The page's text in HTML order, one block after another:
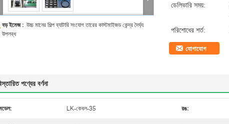
বড় ইমেজ : উচ্চ মানের শিল্প ব্যাটারি সংযোগ তারের কাস্টমাইজড কেন্দ্র দৈর্ঘ্য
উপলব্ধ
ডেলিভারি সময়:
পরিশোধের শর্ত:
যোগাযোগ
পণ্যের বর্ণনা
LK-কেবল-35 রঙ: